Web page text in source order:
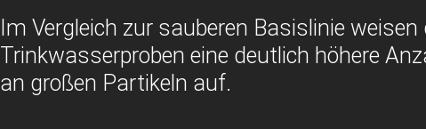
Im Vergleich zur sauberen Basislinie weisen
Trinkwasserproben eine deutlich höhere
an großen Partikeln auf.